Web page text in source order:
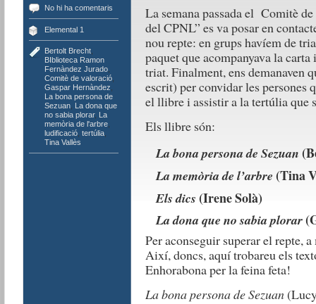
No hi ha comentaris
Elemental 1
Bertolt Brecht,
BIblioteca Ramon
Fernàndez Jurado,
Comitè de valoració,
Gaspar Hernàndez
La bona persona de
Sezuan, La dona que
no sabia plorar, La
memòria de l'arbre,
ludificació, tertúlia,
Tina Vallès
La semana passada el Comitè
del CPNL” es va posar en
nou repte: en grups havíem de
paquet que acompanyava la
triat. Finalment, ens demanaven
escrit) per convidar les persones
el llibre i assistir a la tertúlia que
Els llibre són:
La bona persona de Sezuan
La memòria de l’arbre (Tina
Els dics (Irene Solà)
La dona que no sabia plorar
Per aconseguir superar el repte,
Així, doncs, aquí trobareu els
Enhorabona per la feina feta!
La bona persona de Sezuan